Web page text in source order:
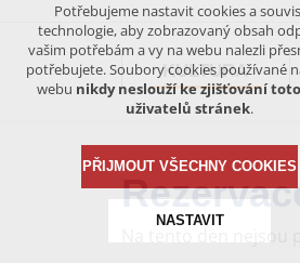
KULTURA
Na tento den nejsou
Potřebujeme nastavit cookies a
technologie, aby zobrazovaný obsah
vašim potřebám a vy na webu nalezli
potřebujete. Soubory cookies používané
webu nikdy neslouží ke zjišťování
uživatelů stránek.
PŘIJMOUT VŠECHNY COOKIES
NASTAVIT